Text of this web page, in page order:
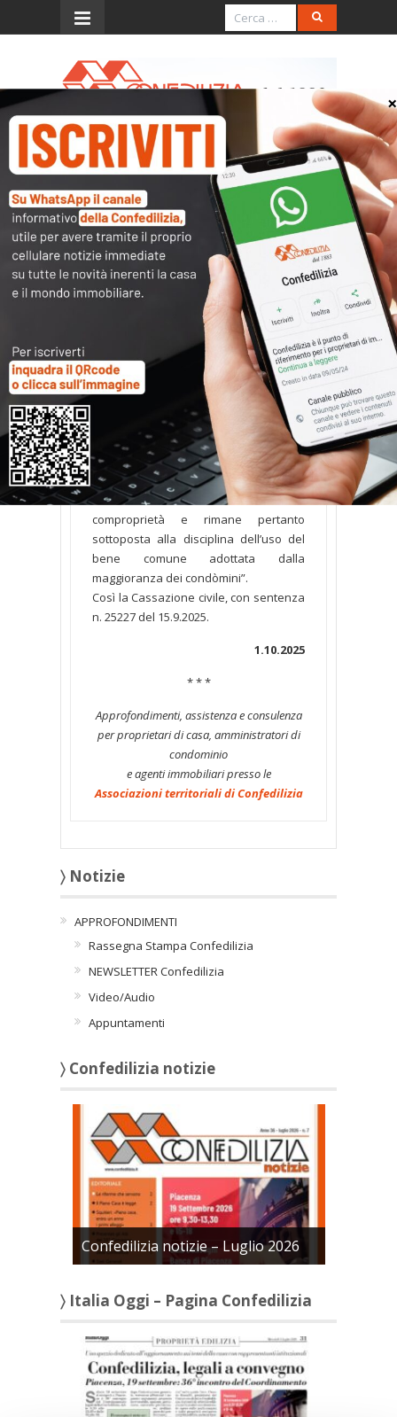
Menu
Divieto di parcheggio
nell’area comune
Non è affetta da nullità la delibera
adottata dall’assemblea condominiale
che vieti l’uso carrabile ed il posteggio
su tutta la parte dell’area antistante
l’immobile comune, poiché ciò non
preclude l’uso diverso di tale porzione
agli altri comproprietari. Infatti, “la
possibilità dei comproprietari di usare
un’area comune a parcheggio, tranne il
caso che sia costituita in forma
specifica ed autonoma come diritto di
servitù, costituisce solo una facoltà di
uso del bene connesso al diritto di
comproprietà e rimane pertanto
sottoposta alla disciplina dell’uso del
bene comune adottata dalla
maggioranza dei condòmini”.
Così la Cassazione civile, con sentenza
n. 25227 del 15.9.2025.
1.10.2025
* * *
Approfondimenti, assistenza e consulenza
per proprietari di casa, amministratori di
condominio
e agenti immobiliari presso le
Associazioni territoriali di Confedilizia
〉 Notizie
APPROFONDIMENTI
Rassegna Stampa Confedilizia
NEWSLETTER Confedilizia
Video/Audio
Appuntamenti
〉 Confedilizia notizie
Confedilizia notizie – Luglio 2026
〉 Italia Oggi – Pagina Confedilizia